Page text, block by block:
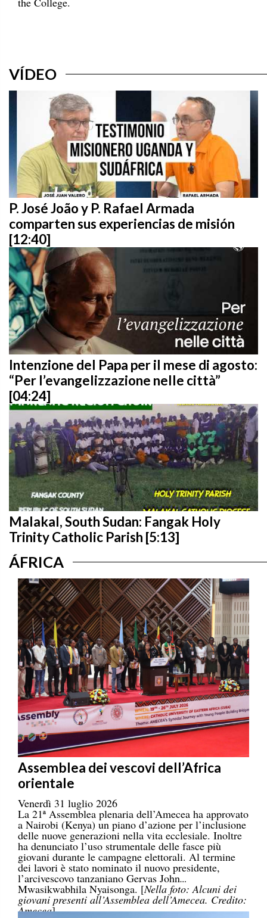
VÍDEO
P. José João y P. Rafael Armada
comparten sus experiencias de misión
[12:40]
Intenzione del Papa per il mese di agosto:
“Per l’evangelizzazione nelle città”
[04:24]
Malakal, South Sudan: Fangak Holy
Trinity Catholic Parish [5:13]
ÁFRICA
Assemblea dei vescovi dell’Africa
orientale
Venerdì 31 luglio 2026
La 21ª Assemblea plenaria dell’Amecea ha approvato
a Nairobi (Kenya) un piano d’azione per l’inclusione
delle nuove generazioni nella vita ecclesiale. Inoltre
ha denunciato l’uso strumentale delle fasce più
giovani durante le campagne elettorali. Al termine
dei lavori è stato nominato il nuovo presidente,
l’arcivescovo tanzaniano Gervas John
Mwasikwabhila Nyaisonga. [Nella foto: Alcuni dei
giovani presenti all’Assemblea dell’Amecea. Credito:
Amecea]